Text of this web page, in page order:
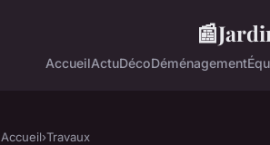
📰
AccueilActuDécoDéménagement
Accueil›Travaux